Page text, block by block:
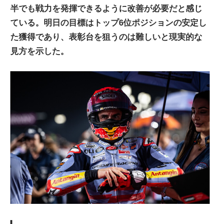
半でも戦力を発揮できるように改善が必要だと感じ
ている。明日の目標はトップ6位ポジションの安定し
た獲得であり、表彰台を狙うのは難しいと現実的な
見方を示した。